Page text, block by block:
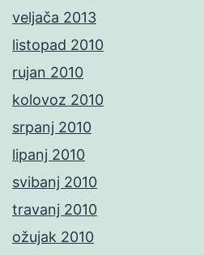
veljača 2013
listopad 2010
rujan 2010
kolovoz 2010
srpanj 2010
lipanj 2010
svibanj 2010
travanj 2010
ožujak 2010